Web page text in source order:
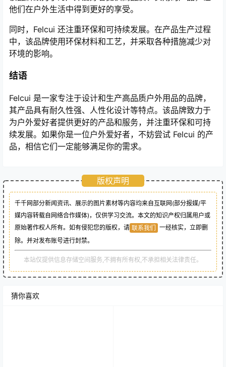
他们在户外生活中得到更好的享受。
同时，Felcui 还注重环保和可持续发展。在产品生产过程
中，该品牌使用环保材料和工艺，并采取各种措施减少对
环境的影响。
结语
Felcui 是一家专注于设计和生产高品质户外用品的品牌，
其产品具有耐久性强、人性化设计等特点。该品牌致力于
为户外爱好者提供更好的产品和服务，并注重环保和可持
续发展。如果你是一位户外爱好者，不妨尝试 Felcui 的产
品，相信它们一定能够满足你的需求。
版权声明
千千网部分新闻资讯、展示的图片素材等内容均来自互联网(部分报媒/平
媒内容转载自网络合作媒体)，仅供学习交流。本文的知识产权归属用户或
原始著作权人所有。如有侵犯您的版权，请 联系我们
一经核实，立即删
除。并对发布账号进行封禁。
本站仅提供信息存储空间服务,不拥有所有权,不承担相关法律责任。
猜你喜欢